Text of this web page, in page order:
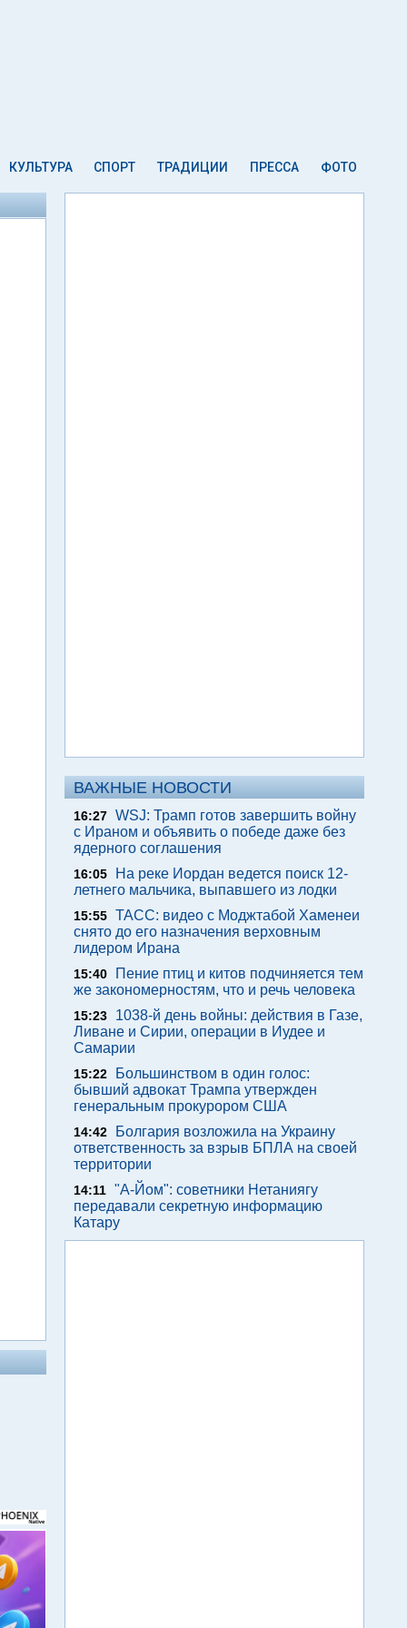
КУЛЬТУРА СПОРТ ТРАДИЦИИ ПРЕССА ФОТО
ВАЖНЫЕ НОВОСТИ
16:27 WSJ: Трамп готов завершить войну
с Ираном и объявить о победе даже без
ядерного соглашения
16:05
На реке Иордан ведется поиск 12-
летнего мальчика, выпавшего из лодки
15:55 ТАСС: видео с Моджтабой Хаменеи
снято до его назначения верховным
лидером Ирана
15:40
Пение птиц и китов подчиняется тем
же закономерностям, что и речь человека
15:23
1038-й день войны: действия в Газе,
Ливане и Сирии, операции в Иудее и
Самарии
15:22
Большинством в один голос:
бывший адвокат Трампа утвержден
генеральным прокурором США
14:42
Болгария возложила на Украину
ответственность за взрыв БПЛА на своей
территории
14:11 "А-Йом": советники Нетаниягу
передавали секретную информацию
Катару